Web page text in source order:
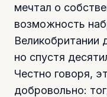
мечтал о
возможность
Великобритании
но спустя
Честно говоря,
добровольно: